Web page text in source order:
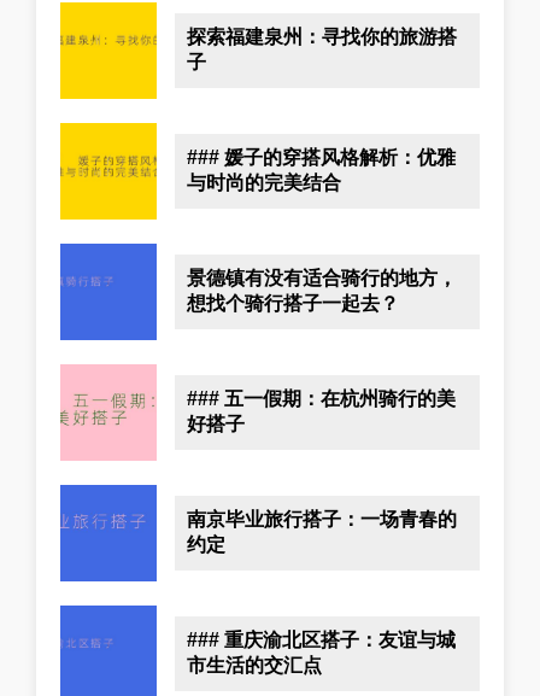
探索福建泉州：寻找你的旅游搭
子
### 媛子的穿搭风格解析：优雅
与时尚的完美结合
景德镇有没有适合骑行的地方，
想找个骑行搭子一起去？
### 五一假期：在杭州骑行的美
好搭子
南京毕业旅行搭子：一场青春的
约定
### 重庆渝北区搭子：友谊与城
市生活的交汇点